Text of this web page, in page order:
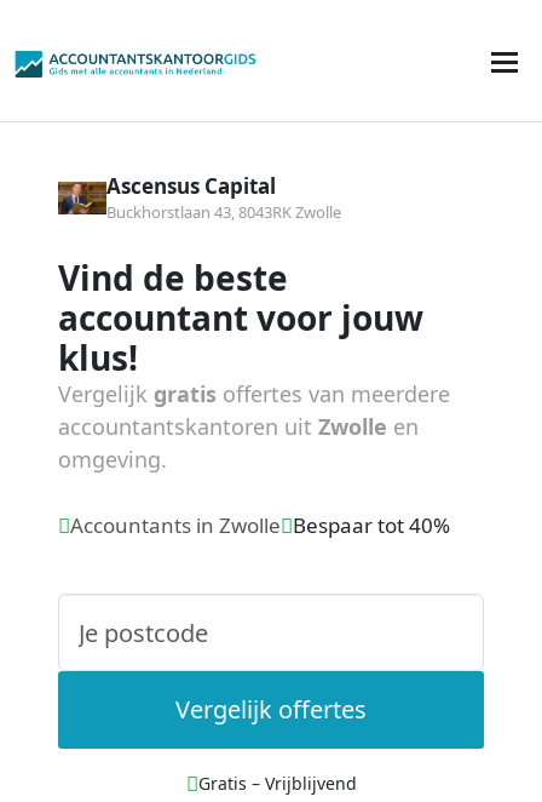
Ascensus Capital
Buckhorstlaan 43, 8043RK Zwolle
Vind de beste
accountant voor jouw
klus!
Vergelijk gratis offertes van meerdere
accountantskantoren uit Zwolle en
omgeving.
Accountants in Zwolle Bespaar tot 40%
Vergelijk offertes
Gratis – Vrijblijvend